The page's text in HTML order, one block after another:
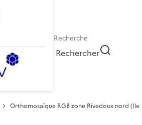
Rechercher
Orthomosaïque RGB zone Rivedoux nord (Ile